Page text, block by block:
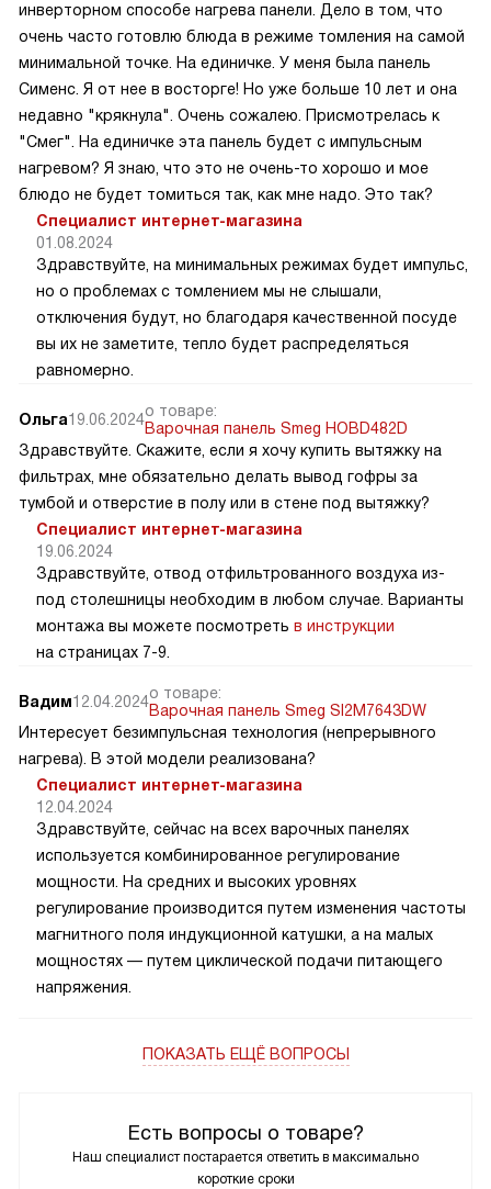
Есть вопросы о товаре?
Наш специалист постарается ответить в максимально
короткие сроки
инверторном способе нагрева панели. Дело в том, что
очень часто готовлю блюда в режиме томления на самой
минимальной точке. На единичке. У меня была панель
Сименс. Я от нее в восторге! Но уже больше 10 лет и она
недавно "крякнула". Очень сожалею. Присмотрелась к
"Смег". На единичке эта панель будет с импульсным
нагревом? Я знаю, что это не очень-то хорошо и мое
блюдо не будет томиться так, как мне надо. Это так?
Специалист интернет-магазина
01.08.2024
Здравствуйте, на минимальных режимах будет импульс,
но о проблемах с томлением мы не слышали,
отключения будут, но благодаря качественной посуде
вы их не заметите, тепло будет распределяться
равномерно.
Ольга19.06.2024о товаре:
Варочная панель Smeg HOBD482D
Здравствуйте. Скажите, если я хочу купить вытяжку на
фильтрах, мне обязательно делать вывод гофры за
тумбой и отверстие в полу или в стене под вытяжку?
Специалист интернет-магазина
19.06.2024
Здравствуйте, отвод отфильтрованного воздуха из-
под столешницы необходим в любом случае. Варианты
монтажа вы можете посмотреть в инструкции
на страницах 7-9.
Вадим12.04.2024о товаре:
Варочная панель Smeg SI2M7643DW
Интересует безимпульсная технология (непрерывного
нагрева). В этой модели реализована?
Специалист интернет-магазина
12.04.2024
Здравствуйте, сейчас на всех варочных панелях
используется комбинированное регулирование
мощности. На средних и высоких уровнях
регулирование производится путем изменения частоты
магнитного поля индукционной катушки, а на малых
мощностях — путем циклической подачи питающего
напряжения.
ПОКАЗАТЬ ЕЩЁ ВОПРОСЫ